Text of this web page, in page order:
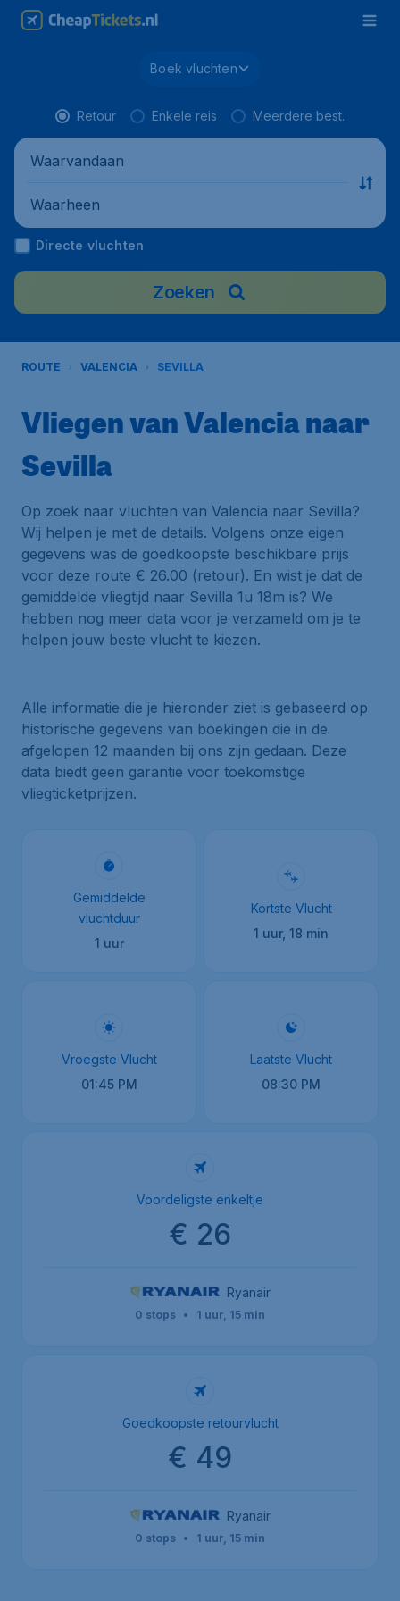
Boek vluchten
Retour Enkele reis Meerdere best.
Waarvandaan
Waarheen
Directe vluchten
Zoeken
ROUTE VALENCIA SEVILLA
Vliegen van Valencia naar
Sevilla
Op zoek naar vluchten van Valencia naar Sevilla?
Wij helpen je met de details. Volgens onze eigen
gegevens was de goedkoopste beschikbare prijs
voor deze route € 26.00 (retour). En wist je dat de
gemiddelde vliegtijd naar Sevilla 1u 18m is? We
hebben nog meer data voor je verzameld om je te
helpen jouw beste vlucht te kiezen.
Alle informatie die je hieronder ziet is gebaseerd op
historische gegevens van boekingen die in de
afgelopen 12 maanden bij ons zijn gedaan. Deze
data biedt geen garantie voor toekomstige
vliegticketprijzen.
Gemiddelde
vluchtduur
1 uur
Kortste Vlucht
1 uur, 18 min
Vroegste Vlucht
01:45 PM
Laatste Vlucht
08:30 PM
Voordeligste enkeltje
€ 26
Ryanair
0 stops • 1 uur, 15 min
Goedkoopste retourvlucht
€ 49
Ryanair
0 stops • 1 uur, 15 min